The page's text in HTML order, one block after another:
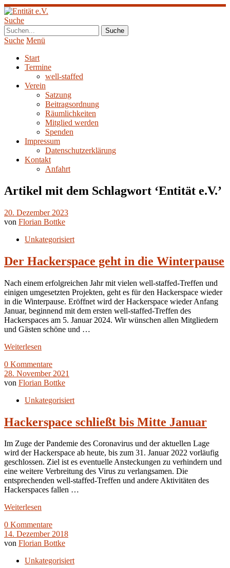
Suche
Suche Menü
Start
Termine
well-staffed
Verein
Satzung
Beitragsordnung
Räumlichkeiten
Mitglied werden
Spenden
Impressum
Datenschutzerklärung
Kontakt
Anfahrt
Artikel mit dem Schlagwort ‘Entität e.V.’
20. Dezember 2023
von Florian Bottke
Unkategorisiert
Der Hackerspace geht in die Winterpause
Nach einem erfolgreichen Jahr mit vielen well-staffed-Treffen und
einigen umgesetzten Projekten, geht es für den Hackerspace wieder
in die Winterpause. Eröffnet wird der Hackerspace wieder Anfang
Januar, beginnend mit dem ersten well-staffed-Treffen des
Hackerspaces am 5. Januar 2024. Wir wünschen allen Mitgliedern
und Gästen schöne und …
Weiterlesen
0 Kommentare
28. November 2021
von Florian Bottke
Unkategorisiert
Hackerspace schließt bis Mitte Januar
Im Zuge der Pandemie des Coronavirus und der aktuellen Lage
wird der Hackerspace ab heute, bis zum 31. Januar 2022 vorläufig
geschlossen. Ziel ist es eventuelle Ansteckungen zu verhindern und
eine weitere Verbreitung des Virus zu verlangsamen. Die
entsprechenden well-staffed-Treffen und andere Aktivitäten des
Hackerspaces fallen …
Weiterlesen
0 Kommentare
14. Dezember 2018
von Florian Bottke
Unkategorisiert